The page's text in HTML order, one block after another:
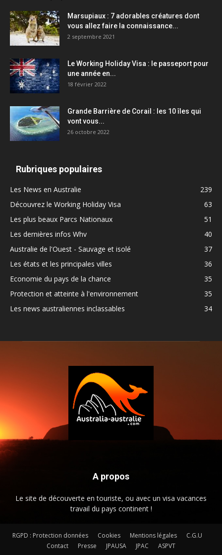
Marsupiaux : 7 adorables créatures dont
vous allez faire la connaissance...
2 septembre 2021
Le Working Holiday Visa : le passeport pour
une année en...
18 février 2022
Grande Barrière de Corail : les 10 îles qui
vont vous...
26 octobre 2022
Rubriques populaires
Les News en Australie
239
Découvrez le Working Holiday Visa
63
Les plus beaux Parcs Nationaux
51
Les dernières infos Whv
40
Australie de l'Ouest - Sauvage et isolé
37
Les états et les principales villes
36
Economie du pays de la chance
35
Protection et atteinte à l'environnement
35
Les news australiennes inclassables
34
A propos
Le site de découverte en touriste, ou avec un visa vacances
travail du pays continent !
RGPD : Protection données Cookies Mentions légales
C.G.U
Contact
Presse JPAUSA JPAC ASPVT